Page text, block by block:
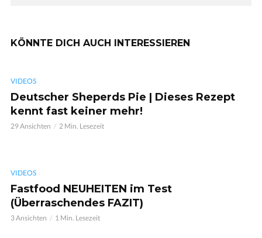
KÖNNTE DICH AUCH INTERESSIEREN
VIDEOS
Deutscher Sheperds Pie | Dieses Rezept
kennt fast keiner mehr!
29 Ansichten 2 Min. Lesezeit
VIDEOS
Fastfood NEUHEITEN im Test
(Überraschendes FAZIT)
3 Ansichten 1 Min. Lesezeit